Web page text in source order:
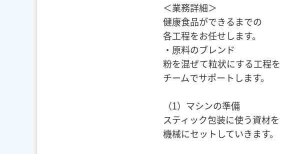
＜業務詳細＞
健康食品ができるまでの
各工程をお任せします。
・原料のブレンド
粉を混ぜて粒状にする工程を
チームでサポートします。
（1）マシンの準備
スティック包装に使う資材を
機械にセットしていきます。